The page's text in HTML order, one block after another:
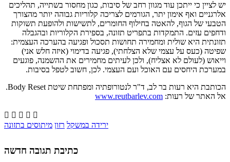
יש לציין כי ייתכן עוד מגוון רחב של סיבות, כגון מחסור בשתייה, תהליכים
אלרגניים ואף אימון יתר, הגורמים לצריכה קלוריות גבוהה יותר מהצורך
הטבעי של הגוף, להאטה בחילוף החומרים, לתשישות ולהופעת תשוקות
ודחפים עזים. התמקדות בתפריט תזונה, בספירת הקלוריות ובהגבלה
תזונתית היא שולית ומחמירה תחושות תסכול ופגיעה בהערכה העצמית:
שפיטה (כעס על עצמי שלא הצלחתי), פגיעה בדימוי (איזה חלש אני)
וייאוש (לעולם לא אצליח), ולכן לעיתים מחמירים את ההשמנה, פוגעים
במערכת היחסים עם האוכל ועם העצמי. לכן, חשוב לטפל בסיבות.
הכותבת היא רעות בר לב, ד"ר לנטורופתיה ומפתחת שיטת Body Reset.
אל האתר של רעות: www.reutbarlev.com
    
ירידה במשקל רזון מיתוסים בתזונה
כתיבת תגובה חדשה